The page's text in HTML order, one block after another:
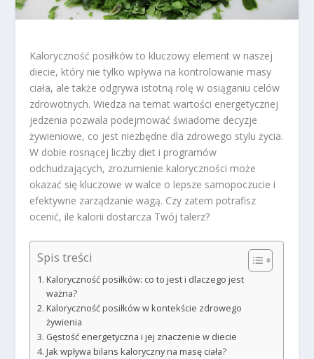
Kaloryczność posiłków to kluczowy element w naszej
diecie, który nie tylko wpływa na kontrolowanie masy
ciała, ale także odgrywa istotną rolę w osiąganiu celów
zdrowotnych. Wiedza na temat wartości energetycznej
jedzenia pozwala podejmować świadome decyzje
żywieniowe, co jest niezbędne dla zdrowego stylu życia.
W dobie rosnącej liczby diet i programów
odchudzających, zrozumienie kaloryczności może
okazać się kluczowe w walce o lepsze samopoczucie i
efektywne zarządzanie wagą. Czy zatem potrafisz
ocenić, ile kalorii dostarcza Twój talerz?
Spis treści
Kaloryczność posiłków: co to jest i dlaczego jest
ważna?
Kaloryczność posiłków w kontekście zdrowego
żywienia
Gęstość energetyczna i jej znaczenie w diecie
Jak wpływa bilans kaloryczny na masę ciała?